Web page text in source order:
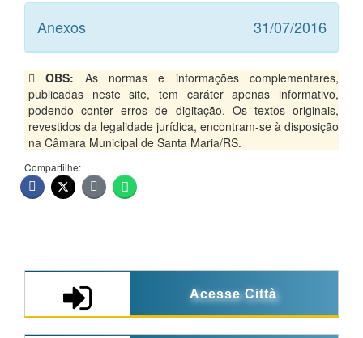
Anexos 31/07/2016
OBS: As normas e informações complementares,
publicadas neste site, tem caráter apenas informativo,
podendo conter erros de digitação. Os textos originais,
revestidos da legalidade jurídica, encontram-se à disposição
na Câmara Municipal de Santa Maria/RS.
Compartilhe:
Acesse Città